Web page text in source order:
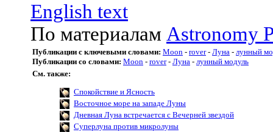
English text
По материалам Astronomy
Публикации с ключевыми словами: Moon - rover- Луна - лунный
Публикации со словами: Moon - rover- Луна - лунный модуль
См. также:
Спокойствие и Ясность
Восточное море на западе Луны
Дневная Луна встречается с Вечерней звездой
Суперлуна против микролуны